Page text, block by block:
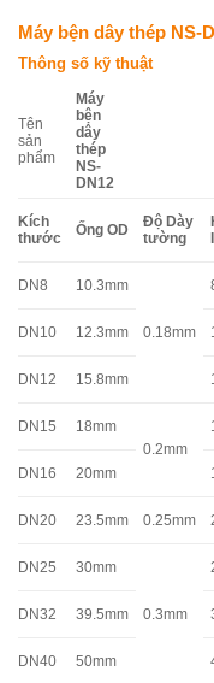
Máy bện dây thép NS-
Thông số kỹ thuật
Tên
sản
phẩm
Máy
bện
dây
thép
NS-
DN12
Kích
thước
Ống OD
Độ Dày
tường
DN8 10.3mm
0.18mm
DN10 12.3mm
DN12 15.8mm
DN15
18mm
0.2mm
DN16 20mm
DN20 23.5mm 0.25mm
DN25 30mm
0.3mm
DN32 39.5mm
DN40 50mm